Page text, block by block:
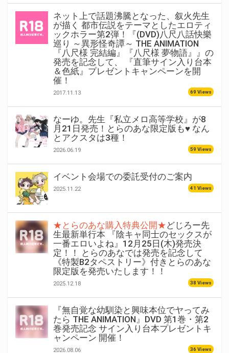
ネット上で話題沸騰となった、叙火先生
が描く 都市伝説をテーマとしたエロティ
ックホラー第2弾！『(DVD)八尺八話快樂
巡り ～異形怪奇譚～ THE ANIMATION
『八尺様 完結編』『八尺様 夢物語』』の
発売を記念して、 『直筆サイン入り台本
＆色紙』プレゼントキャンペーンを開
催！
2017.11.13 69 Views
なーゆ。先生『私立メロ高等学校』が8
月21日発売！とらのあな限定版も♥ なん
とアクスタは3種！
2026.06.19 59 Views
イベント会場での委託受付のご案内
2025.11.22 41 Views
★とらのあな購入特典公開★どじろー先
生最新単行本 『陰キャ同士のセックスが
一番エロいよね』12月25日(木)発売決
定！！ とらのあなでは発売を記念して
《特製B2タペストリー》付きとらのあな
限定版を発売いたします！！
2025.12.18 38 Views
『無自覚な幼馴染と興味本位でヤってみ
たら THE ANIMATION』DVD 第1巻・第2
巻発売記念 サイン入り台本プレゼントキ
ャンペーン 開催！
2026.08.06 36 Views